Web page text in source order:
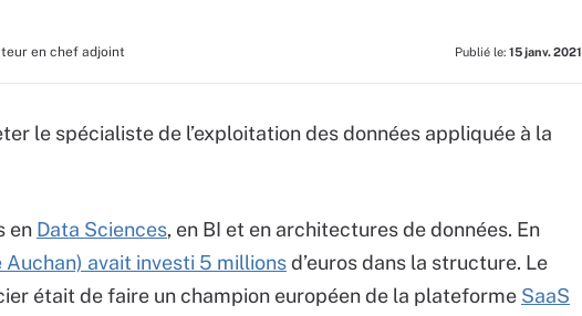
en chef adjoint Publié le: 15 janv. 2021
le spécialiste de l’exploitation des données appliquée à la
en Data Sciences, en BI et en architectures de données. En
avait investi 5 millionsd’euros dans la structure. Le
était de faire un champion européen de la plateforme SaaS